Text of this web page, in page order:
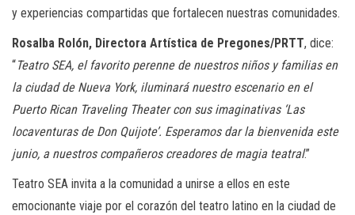
y experiencias compartidas que fortalecen nuestras comunidades.
Rosalba Rolón, Directora Artística de Pregones/PRTT, dice:
“Teatro SEA, el favorito perenne de nuestros niños y familias en
la ciudad de Nueva York, iluminará nuestro escenario en el
Puerto Rican Traveling Theater con sus imaginativas ‘Las
locaventuras de Don Quijote’. Esperamos dar la bienvenida este
junio, a nuestros compañeros creadores de magia teatral.”
Teatro SEA invita a la comunidad a unirse a ellos en este
emocionante viaje por el corazón del teatro latino en la ciudad de